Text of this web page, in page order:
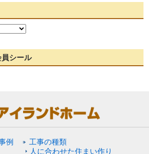
シール
例
工事の種類
人に合わせた住まい作り